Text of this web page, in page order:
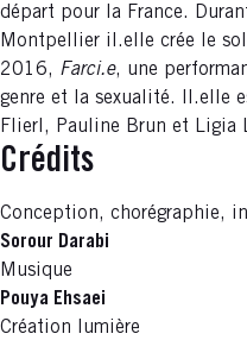
départ pour la France.
Montpellier il.elle crée le
2016, Farci.e, une
genre et la sexualité. Il.elle
Flierl, Pauline Brun et Ligia
Crédits
Conception, chorégraphie,
Sorour Darabi
Musique
Pouya Ehsaei
Création lumière